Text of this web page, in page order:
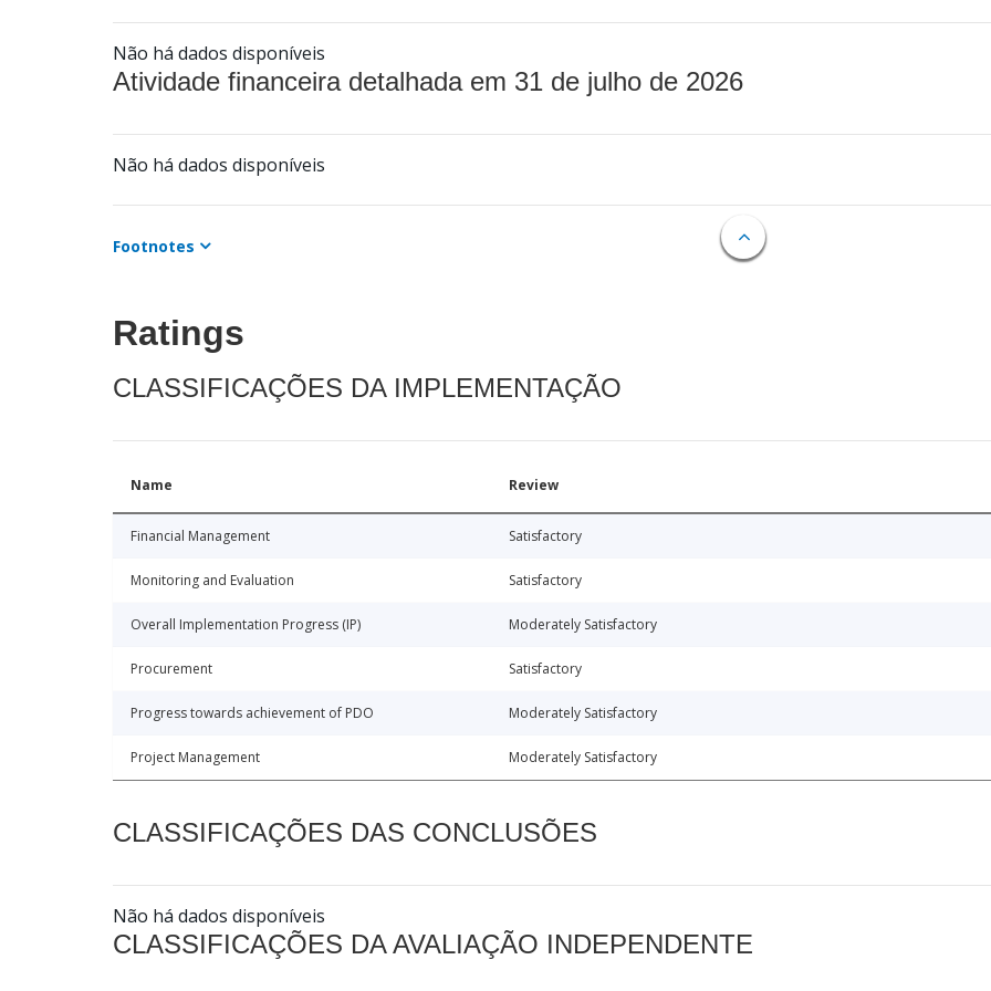
Não há dados disponíveis
Atividade financeira detalhada em 31 de julho de 2026
Não há dados disponíveis
Footnotes
Ratings
CLASSIFICAÇÕES DA IMPLEMENTAÇÃO
Name Review
Financial Management Satisfactory
Monitoring and Evaluation Satisfactory
Overall Implementation Progress (IP) Moderately Satisfactory
Procurement Satisfactory
Progress towards achievement of PDO Moderately Satisfactory
Project Management Moderately Satisfactory
CLASSIFICAÇÕES DAS CONCLUSÕES
Não há dados disponíveis
CLASSIFICAÇÕES DA AVALIAÇÃO INDEPENDENTE